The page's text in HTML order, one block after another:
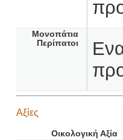
Μονοπάτια
Περίπατοι
Αξίες
Οικολογική Αξία